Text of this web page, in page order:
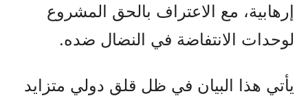
إرهابية، مع الاعتراف بالحق المشروع
لوحدات الانتفاضة في النضال ضده.
يأتي هذا البيان في ظل قلق دولي متزايد